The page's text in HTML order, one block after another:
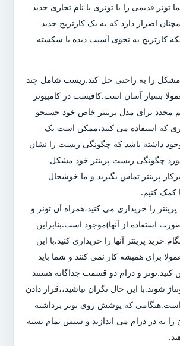
قدیمی را با تونری با نام تجاری جدید
اصرار دارد که به یک کارتریج جدید
کارتریج به نحوی آسیب دیده یا شکسته
مشکل را به راحتی حل کند.ریست شامل چند
بسیار آسان است.کافیست در کامپیوتر
مجدد برای مدل پرینتر خاص خود جستجو
که استفاده می کنید،ممکن است یک
داشته باشد که چگونگی ریست را نشان
چگونگی ریست پرینتر خود مشکل
پرینتر تماس بگیرید و ما خوشحال
کمک کنیم.
را خریداری می کنید،همراه آن تونر و
استفاده از آنها)موجود است.بنابراین
خرید پرینتر آنها را خریداری کنید.با این
برای همیشه کار نمی کنند و شما باید
کنید.تونر و درام دو قسمت جداگانه هستند
شوند.با این حال نگران نباشید،،قرار دادن
است.هنگامی که پوشش روی تونر برداشته
به در درام می اندازید و سپس تمام بسته